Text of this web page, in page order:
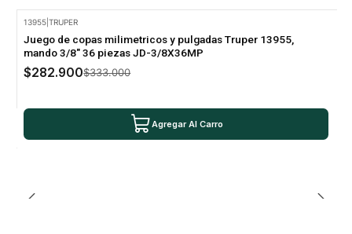
13955 |TRUPER
Juego de copas milimetricos y pulgadas Truper 13955,
mando 3/8" 36 piezas JD-3/8X36MP
$282.900$333.000
Agregar Al Carro